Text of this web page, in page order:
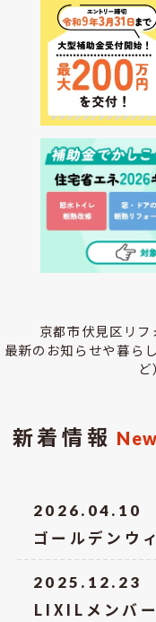
京都市伏見区リ
最新のお知らせや暮ら
ど
新着情報
2026.04.10
ゴールデンウ
2025.12.23